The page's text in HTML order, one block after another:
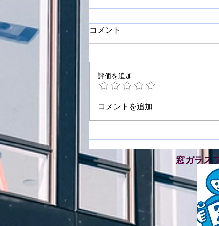
板野郡藍住町で窓ガラスフィ
コメント
評価を追加
コメントを追加…
窓ガラス